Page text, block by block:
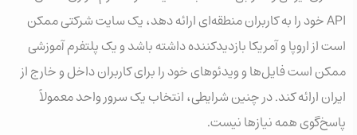
API خود را به کاربران منطقه‌ای ارائه دهد، یک سایت شرکتی ممکن
است از اروپا و آمریکا بازدیدکننده داشته باشد و یک پلتفرم آموزشی
ممکن است فایل‌ها و ویدئوهای خود را برای کاربران داخل و خارج از
ایران ارائه کند. در چنین شرایطی، انتخاب یک سرور واحد معمولاً
پاسخ‌گوی همه نیازها نیست.